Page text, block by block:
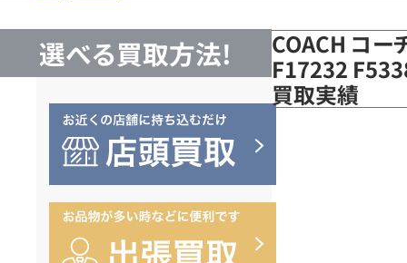
選べる買取方法!
COACH コー
F17232
買取実績